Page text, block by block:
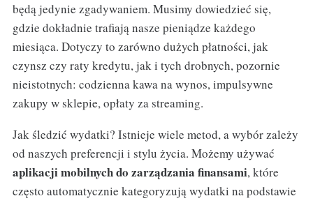
będą jedynie zgadywaniem. Musimy dowiedzieć się,
gdzie dokładnie trafiają nasze pieniądze każdego
miesiąca. Dotyczy to zarówno dużych płatności, jak
czynsz czy raty kredytu, jak i tych drobnych, pozornie
nieistotnych: codzienna kawa na wynos, impulsywne
zakupy w sklepie, opłaty za streaming.
Jak śledzić wydatki? Istnieje wiele metod, a wybór zależy
od naszych preferencji i stylu życia. Możemy używać
aplikacji mobilnych do zarządzania finansami, które
często automatycznie kategoryzują wydatki na podstawie